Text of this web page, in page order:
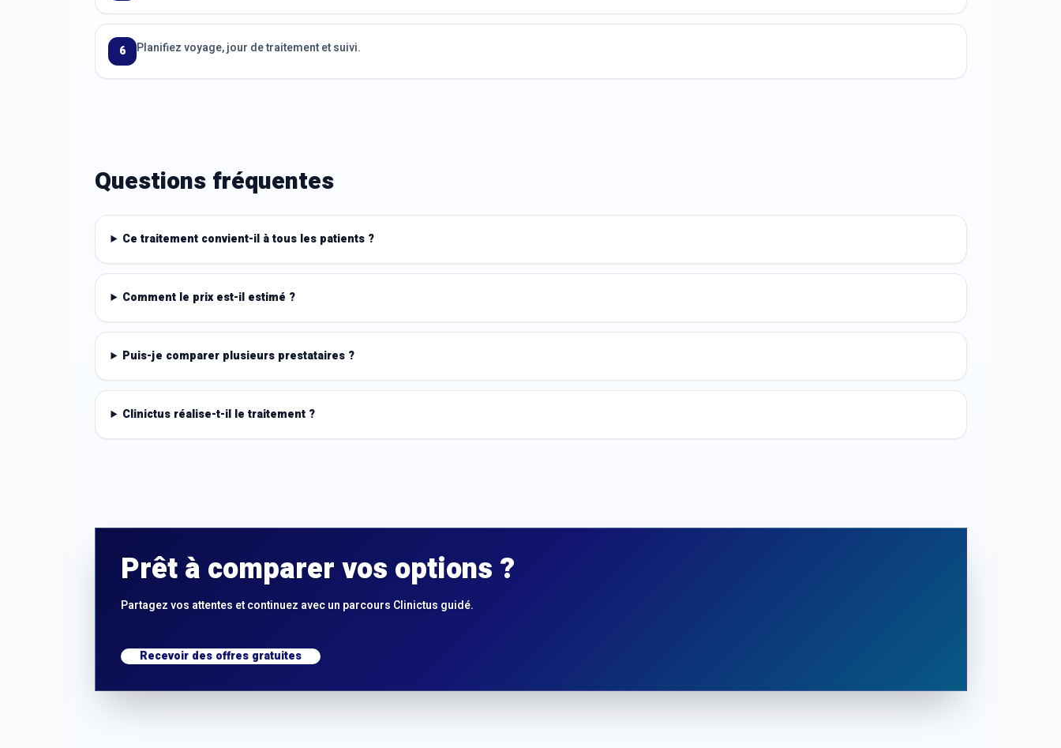
6 Planifiez voyage, jour de traitement et suivi.
Questions fréquentes
Ce traitement convient-il à tous les patients ?
Comment le prix est-il estimé ?
Puis-je comparer plusieurs prestataires ?
Clinictus réalise-t-il le traitement ?
Prêt à comparer vos options ?
Partagez vos attentes et continuez avec un parcours Clinictus guidé.
Recevoir des offres gratuites